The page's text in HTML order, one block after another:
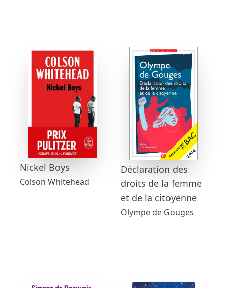
Nickel Boys
Colson Whitehead
Déclaration des
droits de la femme
et de la citoyenne
Olympe de Gouges